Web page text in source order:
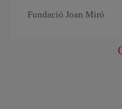
Fundació Joan Miró